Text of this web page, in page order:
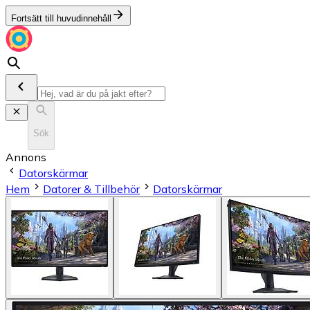
Fortsätt till huvudinnehåll
Sök
Annons
Datorskärmar
Hem
Datorer & Tillbehör Datorskärmar